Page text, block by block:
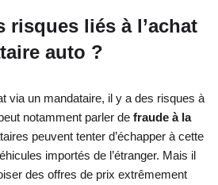
risques liés à l’achat
auto ?
via un mandataire, il y a des risques à
notamment parler de fraude à la
peuvent tenter d’échapper à cette
importés de l’étranger. Mais il
des offres de prix extrêmement